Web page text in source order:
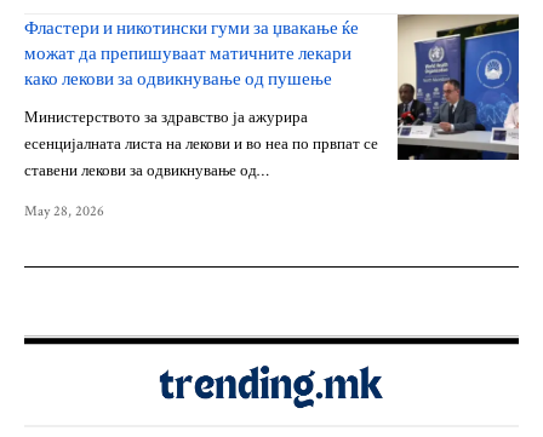
Фластери и никотински гуми за џвакање ќе
можат да препишуваат матичните лекари
како лекови за одвикнување од пушење
Министерството за здравство ја ажурира
есенцијалната листа на лекови и во неа по првпат се
ставени лекови за одвикнување од…
May 28, 2026